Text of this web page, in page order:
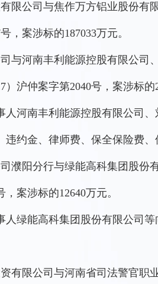
限公司与焦作万方铝业股份有
，案涉标的187033万元。
与河南丰利能源控股有限公司
沪仲案字第2040号，案涉标的
人河南丰利能源控股有限公司
约金、律师费、保全保险费、
濮阳分行与绿能高科集团股份
案涉标的12640万元。
人绿能高科集团股份有限公司
有限公司与河南省司法警官职